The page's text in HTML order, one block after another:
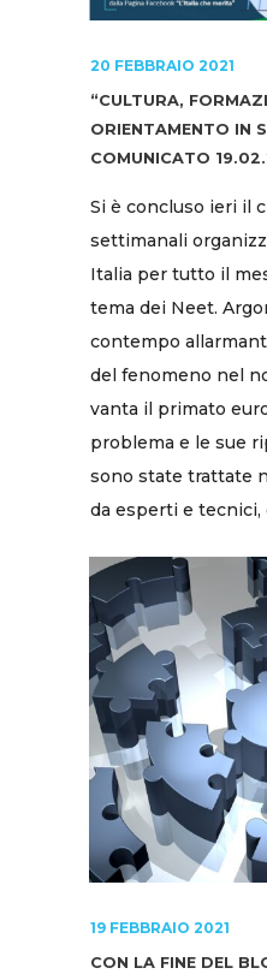
20 FEBBRAIO 2021
“CULTURA,
ORIENTAMENTO IN
COMUNICATO
Si è concluso ieri il
settimanali
Italia per tutto il
tema dei Neet.
contempo
del fenomeno nel
vanta il primato
problema e le sue
sono state trattate
da esperti e tecnici,
19 FEBBRAIO 2021
CON LA FINE DEL